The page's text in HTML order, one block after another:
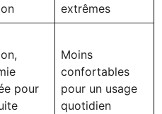
extrêmes
pour
Moins
confortables
pour un usage
quotidien